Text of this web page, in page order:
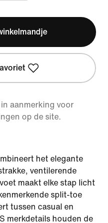
aanmerking voor
op de site.
het elegante
ventilerende
maakt elke stap licht
split-toe
tussen casual en
merkdetails houden de